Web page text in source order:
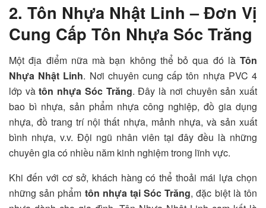
2. Tôn Nhựa Nhật Linh– Đơn Vị
Cung Cấp Tôn Nhựa Sóc Trăng
Một địa điểm nữa mà bạn không thể bỏ qua đó là Tôn
Nhựa Nhật Linh. Nơi chuyên cung cấp tôn nhựa PVC 4
lớp vàtôn nhựa Sóc Trăng. Đây là nơi chuyên sản xuất
bao bì nhựa, sản phẩm nhựa công nghiệp, đồ gia dụng
nhựa, đồ trang trí nội thất nhựa, mảnh nhựa, và sản xuất
bình nhựa, v.v. Đội ngũ nhân viên tại đây đều là những
chuyên gia có nhiều năm kinh nghiệm trong lĩnh vực.
Khi đến với cơ sở, khách hàng có thể thoải mái lựa chọn
những sản phẩm tôn nhựa tại Sóc Trăng, đặc biệt là tôn